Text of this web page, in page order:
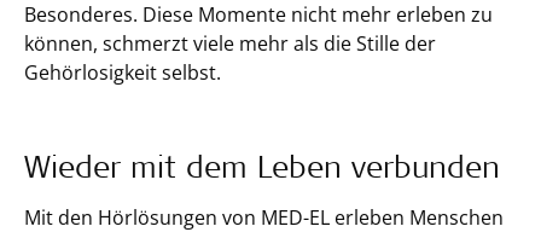
Besonderes. Diese Momente nicht mehr erleben zu
können, schmerzt viele mehr als die Stille der
Gehörlosigkeit selbst.
Wieder mit dem Leben verbunden
Mit den Hörlösungen von MED-EL erleben Menschen